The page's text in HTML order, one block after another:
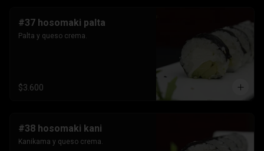
#37 hosomaki palta
Palta y queso crema.
$3.600
#38 hosomaki kani
Kanikama y queso crema.